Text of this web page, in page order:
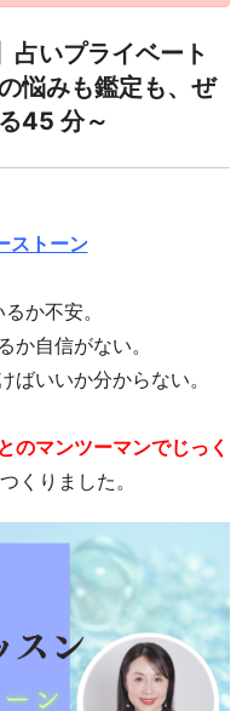
占いプライベート
悩みも鑑定も、ぜ
45 分～
ストーン
か不安。
か自信がない。
ばいいか分からない。
のマンツーマンでじっく
くりました。